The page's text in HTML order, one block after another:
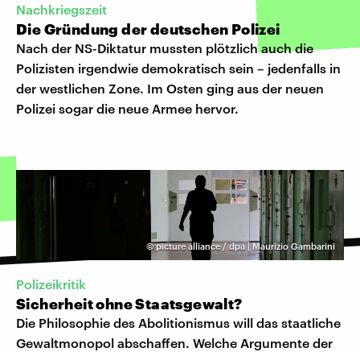
Nachkriegszeit
Die Gründung der deutschen Polizei
Nach der NS-Diktatur mussten plötzlich auch die
Polizisten irgendwie demokratisch sein – jedenfalls in
der westlichen Zone. Im Osten ging aus der neuen
Polizei sogar die neue Armee hervor.
©picture alliance / dpa | Maurizio Gambarini
Polizeikritik
Sicherheit ohne Staatsgewalt?
Die Philosophie des Abolitionismus will das staatliche
Gewaltmonopol abschaffen. Welche Argumente der